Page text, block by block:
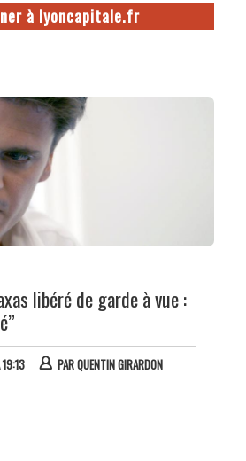
à lyoncapitale.fr
libéré de garde à vue :
PARQUENTIN GIRARDON